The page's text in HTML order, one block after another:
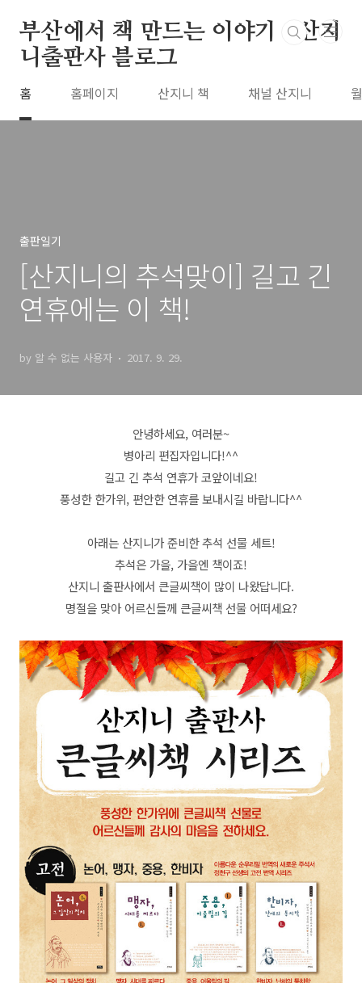
부산에서 책 만드는 이야기 : 산지
니출판사 블로그
홈 홈페이지 산지니 책 채널 산지니
출판일기
[산지니의 추석맞이] 길고 긴
연휴에는 이 책!
by 알 수 없는 사용자 2017. 9. 29.
안녕하세요, 여러분~
병아리 편집자입니다!^^
길고 긴 추석 연휴가 코앞이네요!
풍성한 한가위, 편안한 연휴를 보내시길 바랍니다^^
아래는 산지니가 준비한 추석 선물 세트!
추석은 가을, 가을엔 책이죠!
산지니 출판사에서 큰글씨책이 많이 나왔답니다.
명절을 맞아 어르신들께 큰글씨책 선물 어떠세요?